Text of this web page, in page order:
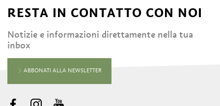
RESTA IN CONTATTO CON NOI
Notizie e informazioni direttamente nella tua
inbox
ABBONATI ALLA NEWSLETTER